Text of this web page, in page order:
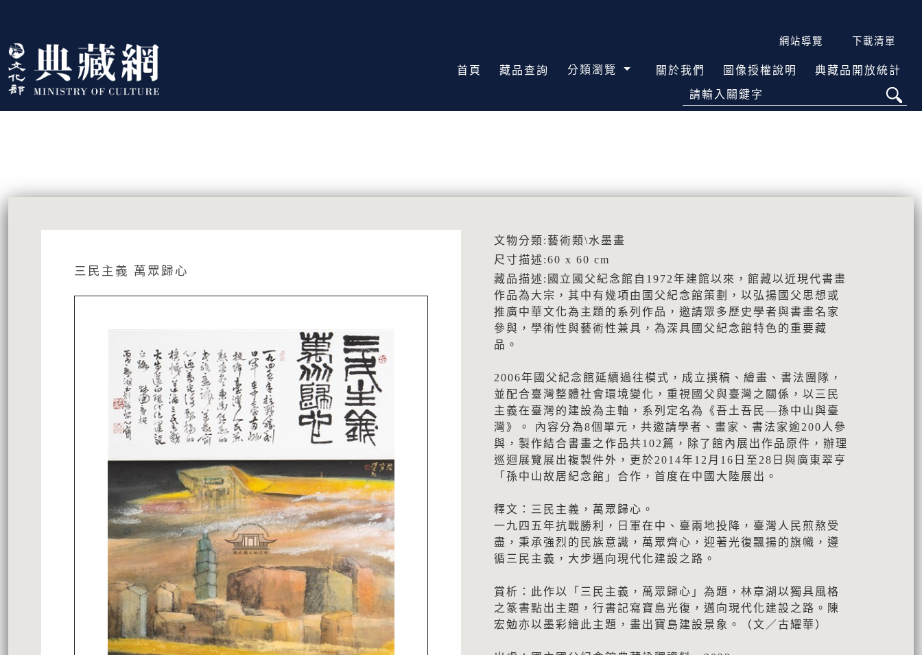
:::
網站導覽 下載清單
首頁 藏品查詢 分類瀏覽 關於我們 圖像授權說明 典藏品開放統計
請輸入關鍵字
三民主義 萬眾歸心
文物分類:藝術類\水墨畫
尺寸描述:60 x 60 cm
藏品描述:國立國父紀念館自1972年建館以來，館藏以近現代書畫
作品為大宗，其中有幾項由國父紀念館策劃，以弘揚國父思想或
推廣中華文化為主題的系列作品，邀請眾多歷史學者與書畫名家
參與，學術性與藝術性兼具，為深具國父紀念館特色的重要藏
品。
2006年國父紀念館延續過往模式，成立撰稿、繪畫、書法團隊，
並配合臺灣整體社會環境變化，重視國父與臺灣之關係，以三民
主義在臺灣的建設為主軸，系列定名為《吾土吾民—孫中山與臺
灣》。 內容分為8個單元，共邀請學者、畫家、書法家逾200人參
與，製作結合書畫之作品共102篇，除了館內展出作品原件，辦理
巡迴展覽展出複製件外，更於2014年12月16日至28日與廣東翠亨
「孫中山故居紀念館」合作，首度在中國大陸展出。
釋文：三民主義，萬眾歸心。
一九四五年抗戰勝利，日軍在中、臺兩地投降，臺灣人民煎熬受
盡，秉承強烈的民族意識，萬眾齊心，迎著光復飄揚的旗幟，遵
循三民主義，大步邁向現代化建設之路。
賞析：此作以「三民主義，萬眾歸心」為題，林章湖以獨具風格
之篆書點出主題，行書記寫寶島光復，邁向現代化建設之路。陳
宏勉亦以墨彩繪此主題，畫出寶島建設景象。（文／古耀華）